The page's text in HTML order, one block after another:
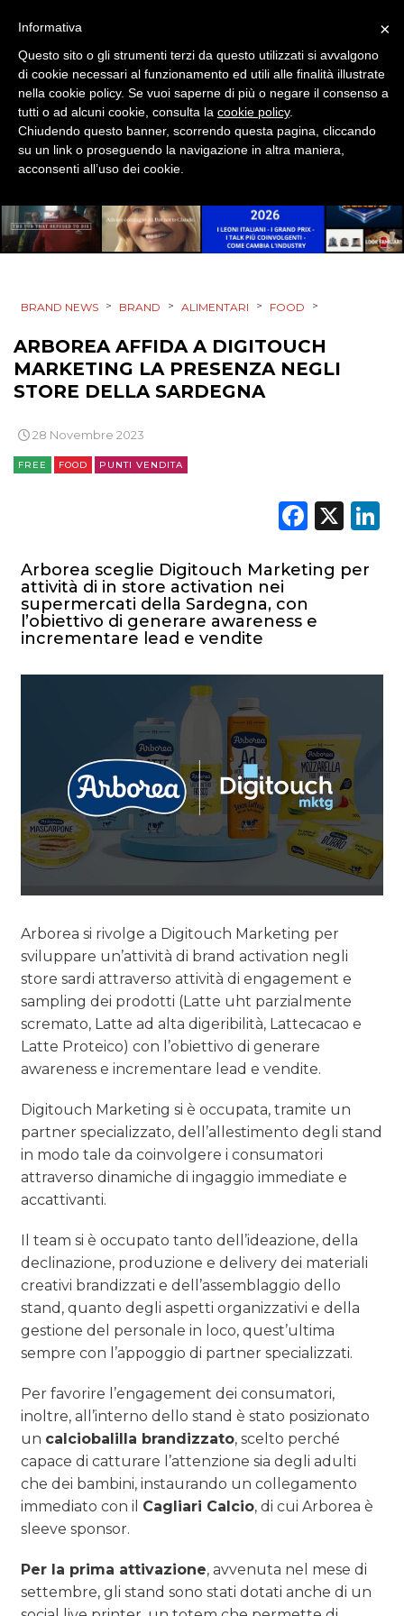
DATI
RICERCHE
PREVISIONI/SCENARI
NORMATIVE
CASE HISTORY
OPINIONI
BRAND NEWS > BRAND > ALIMENTARI > FOOD >
ARBOREA AFFIDA A DIGITOUCH
MARKETING LA PRESENZA NEGLI
STORE DELLA SARDEGNA
28 Novembre 2023
FREE FOOD PUNTI VENDITA
X
Arborea sceglie Digitouch Marketing per
attività di in store activation nei
supermercati della Sardegna, con
l’obiettivo di generare awareness e
incrementare lead e vendite
Arborea si rivolge a Digitouch Marketing per
sviluppare un’attività di brand activation negli
store sardi attraverso attività di engagement e
sampling dei prodotti (Latte uht parzialmente
scremato, Latte ad alta digeribilità, Lattecacao e
Latte Proteico) con l’obiettivo di generare
awareness e incrementare lead e vendite.
Digitouch Marketing si è occupata, tramite un
partner specializzato, dell’allestimento degli stand
in modo tale da coinvolgere i consumatori
attraverso dinamiche di ingaggio immediate e
accattivanti.
Il team si è occupato tanto dell’ideazione, della
declinazione, produzione e delivery dei materiali
creativi brandizzati e dell’assemblaggio dello
stand, quanto degli aspetti organizzativi e della
gestione del personale in loco, quest’ultima
sempre con l’appoggio di partner specializzati.
Per favorire l’engagement dei consumatori,
inoltre, all’interno dello stand è stato posizionato
un calciobalilla brandizzato, scelto perché
capace di catturare l’attenzione sia degli adulti
che dei bambini, instaurando un collegamento
immediato con il Cagliari Calcio, di cui Arborea è
sleeve sponsor.
Per la prima attivazione, avvenuta nel mese di
settembre, gli stand sono stati dotati anche di un
×
Informativa
Questo sito o gli strumenti terzi da questo utilizzati si avvalgono
di cookie necessari al funzionamento ed utili alle finalità illustrate
nella cookie policy. Se vuoi saperne di più o negare il consenso a
tutti o ad alcuni cookie, consulta la cookie policy.
Chiudendo questo banner, scorrendo questa pagina, cliccando
su un link o proseguendo la navigazione in altra maniera,
acconsenti all’uso dei cookie.